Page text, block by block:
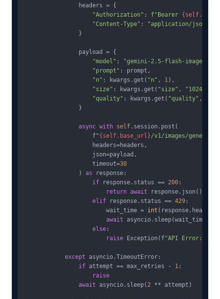
                headers = {
"Authorization" : f"Bearer
"Content-Type" :
"application/json"
                }
                payload = {
"model" : "gemini-2.5-flash-image"
"prompt" : prompt,
"n" : kwargs.get( "n" , 1 ),
"size" : kwargs.get( "size" ,
"quality" : kwargs.get( "quality" ,
                }
async with self .session.post(
f"{self.base_url}/v1/images/
                    headers=headers,
                    json=payload,
                    timeout=
30
                )
as response:
if response.status == 200 :
return await response.json()
elif response.status == 429 :
                        wait_time =
int
await asyncio.sleep(wait_time)
else :
raise Exception( f"API Error:
except asyncio.TimeoutError:
if attempt == max_retries - 1 :
raise
await asyncio.sleep( 2 ** attempt)